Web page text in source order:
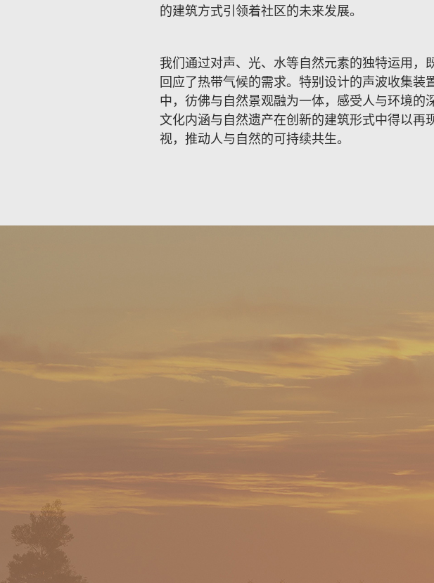
的建筑方式引领着社区的未来发展。
我们通过对声、光、水等自然元素的独特运用，
回应了热带气候的需求。特别设计的声波收集
中，彷佛与自然景观融为一体，感受人与环境的
文化内涵与自然遗产在创新的建筑形式中得以再
视，推动人与自然的可持续共生。